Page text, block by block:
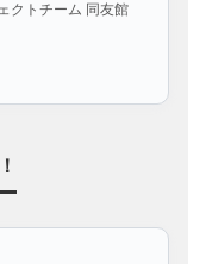
クトチーム 同友館